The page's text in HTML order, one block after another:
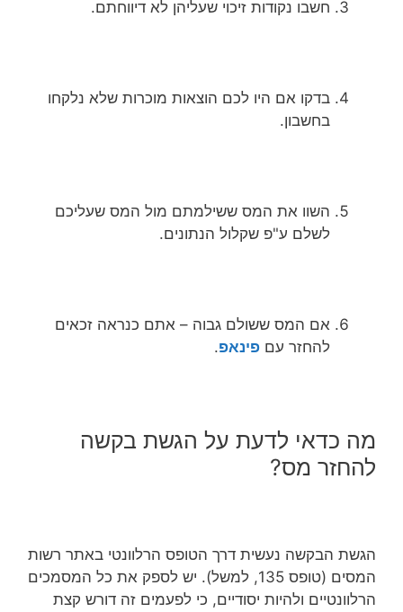
חשבו נקודות זיכוי שעליהן לא דיווחתם.
בדקו אם היו לכם הוצאות מוכרות שלא נלקחו
בחשבון.
השוו את המס ששילמתם מול המס שעליכם
לשלם ע"פ שקלול הנתונים.
אם המס ששולם גבוה – אתם כנראה זכאים
להחזר עם פינאפ.
מה כדאי לדעת על הגשת בקשה
להחזר מס?
הגשת הבקשה נעשית דרך הטופס הרלוונטי באתר רשות
המסים (טופס 135, למשל). יש לספק את כל המסמכים
הרלוונטיים ולהיות יסודיים, כי לפעמים זה דורש קצת